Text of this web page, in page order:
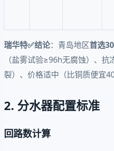
瑞华特✅结论：青岛地区首选
（盐雾试验≥96h无腐蚀）、
裂）、价格适中（比铜质便宜
2. 分水器配置标准
回路数计算